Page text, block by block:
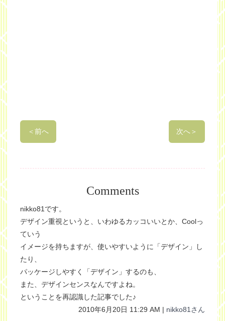
＜前へ 次へ＞
Comments
nikko81です。
デザイン重視というと、いわゆるカッコいいとか、Coolっ
ていう
イメージを持ちますが、使いやすいように「デザイン」し
たり、
パッケージしやすく「デザイン」するのも、
また、デザインセンスなんですよね。
ということを再認識した記事でした♪
2010年6月20日 11:29 AM | nikko81さん